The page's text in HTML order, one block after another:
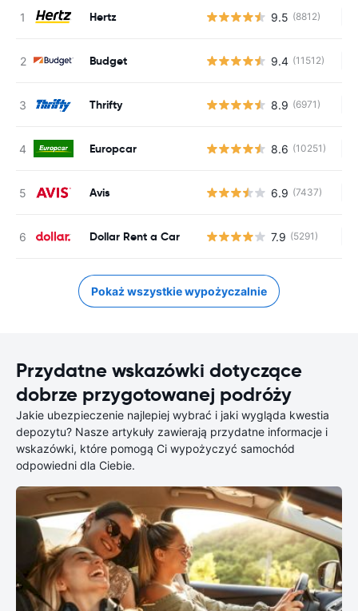
Hertz 9.5 (8812)
Budget 9.4 (11512)
Thrifty 8.9 (6971)
Europcar 8.6 (10251)
Avis 6.9 (7437)
Dollar Rent a Car 7.9 (5291)
Pokaż wszystkie wypożyczalnie
Przydatne wskazówki dotyczące
dobrze przygotowanej podróży
Jakie ubezpieczenie najlepiej wybrać i jaki wygląda kwestia
depozytu? Nasze artykuły zawierają przydatne informacje i
wskazówki, które pomogą Ci wypożyczyć samochód
odpowiedni dla Ciebie.